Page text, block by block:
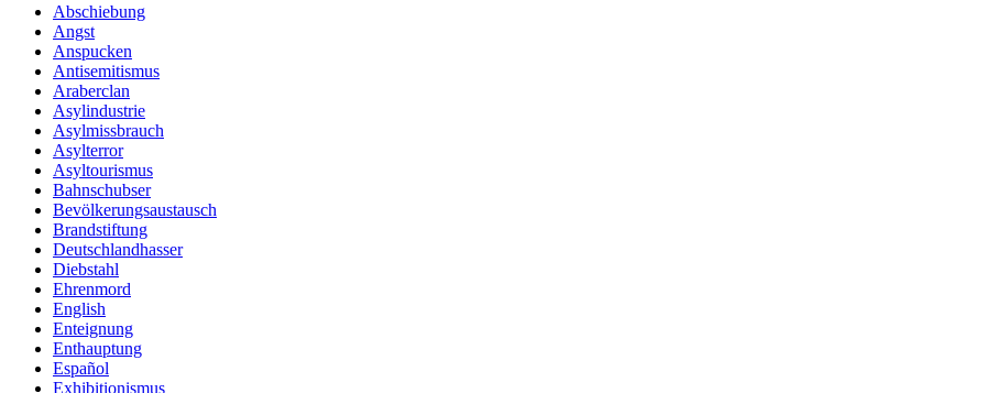
Abschiebung
Angst
Anspucken
Antisemitismus
Araberclan
Asylindustrie
Asylmissbrauch
Asylterror
Asyltourismus
Bahnschubser
Bevölkerungsaustausch
Brandstiftung
Deutschlandhasser
Diebstahl
Ehrenmord
English
Enteignung
Enthauptung
Español
Exhibitionismus